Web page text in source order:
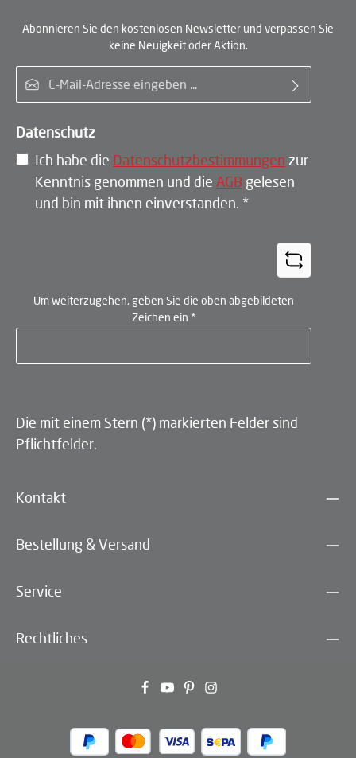
Abonnieren Sie den kostenlosen Newsletter und verpassen Sie
keine Neuigkeit oder Aktion.
Datenschutz
Ich habe die Datenschutzbestimmungen zur
Kenntnis genommen und die AGB gelesen
und bin mit ihnen einverstanden. *
Um weiterzugehen, geben Sie die oben abgebildeten
Zeichen ein *
Die mit einem Stern (*) markierten Felder sind
Pflichtfelder.
Kontakt
Bestellung & Versand
Service
Rechtliches